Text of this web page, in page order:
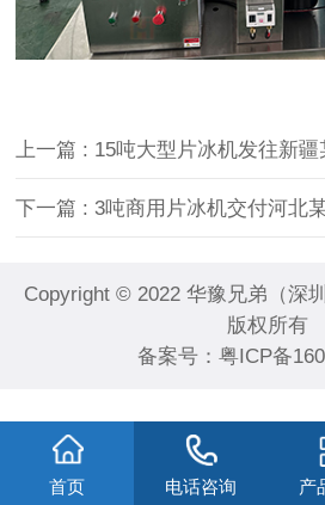
上一篇 : 15吨大型片冰机发往新疆
下一篇 : 3吨商用片冰机交付河北
Copyright © 2022 华豫兄弟（深
版权所有
备案号： 粤ICP备
首页 电话咨询 产